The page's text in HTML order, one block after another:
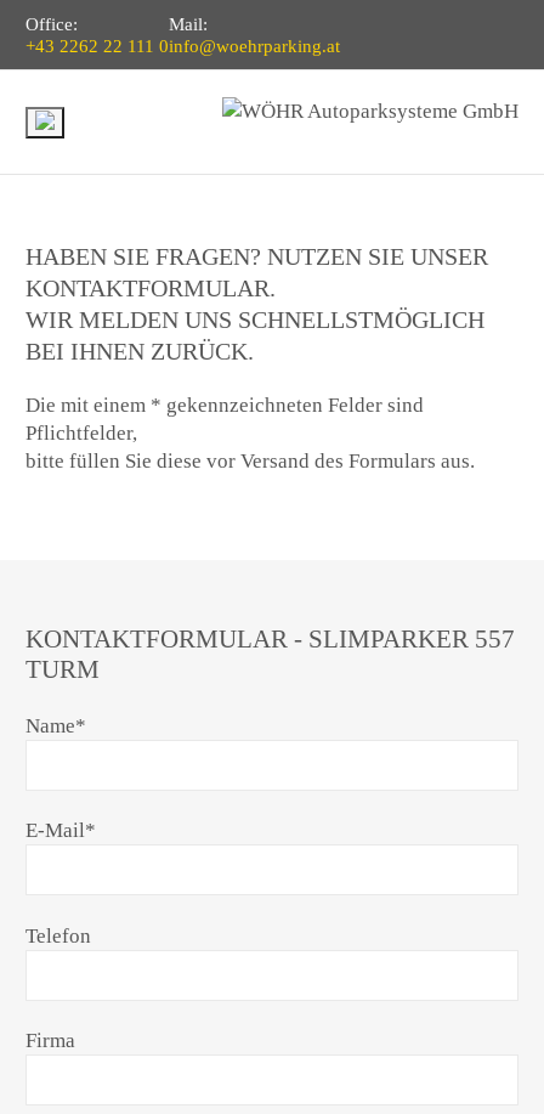
Office:
+43 2262 22 111 0
Mail:
info@woehrparking.at
HABEN SIE FRAGEN? NUTZEN SIE UNSER
KONTAKTFORMULAR.
WIR MELDEN UNS SCHNELLSTMÖGLICH
BEI IHNEN ZURÜCK.
Die mit einem * gekennzeichneten Felder sind
Pflichtfelder,
bitte füllen Sie diese vor Versand des Formulars aus.
KONTAKTFORMULAR - SLIMPARKER 557
TURM
Name*
E-Mail*
Telefon
Firma